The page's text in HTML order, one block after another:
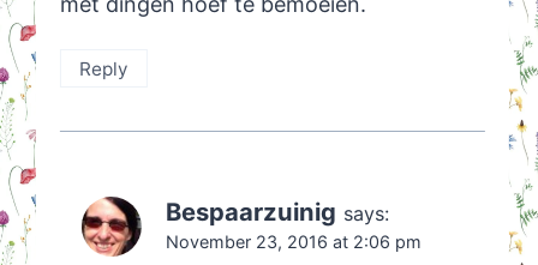
Reply
Bespaarzuinig says:
November 23, 2016 at 2:06 pm